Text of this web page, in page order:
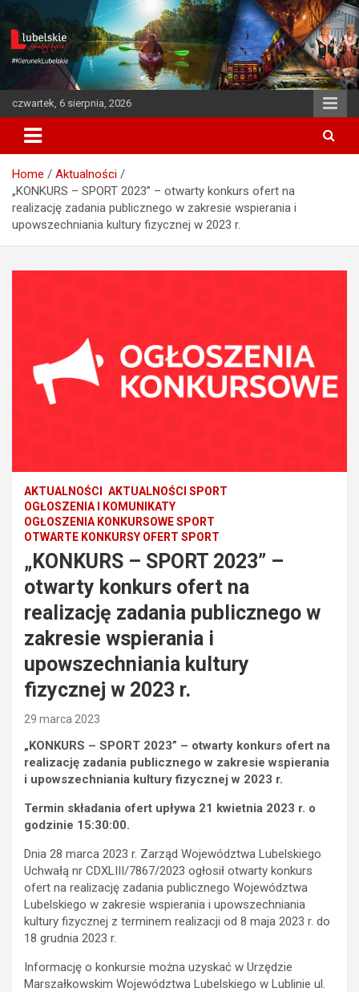
o
czwartek, 6 sierpnia, 2026
Home
Aktualności
„KONKURS – SPORT 2023” – otwarty konkurs ofert na
realizację zadania publicznego w zakresie wspierania i
upowszechniania kultury fizycznej w 2023 r.
AKTUALNOŚCI
AKTUALNOŚCI SPORT
OGŁOSZENIA I KOMUNIKATY
OGŁOSZENIA KONKURSOWE SPORT
OTWARTE KONKURSY OFERT SPORT
„KONKURS – SPORT 2023” –
otwarty konkurs ofert na
realizację zadania publicznego w
zakresie wspierania i
upowszechniania kultury
fizycznej w 2023 r.
29 marca 2023
„KONKURS – SPORT 2023” – otwarty konkurs ofert na
realizację zadania publicznego w zakresie wspierania
i upowszechniania kultury fizycznej w 2023 r.
Termin składania ofert upływa 21 kwietnia 2023 r. o
godzinie 15:30:00.
Dnia 28 marca 2023 r. Zarząd Województwa Lubelskiego
Uchwałą nr CDXLIII/7867/2023 ogłosił otwarty konkurs
ofert na realizację zadania publicznego Województwa
Lubelskiego w zakresie wspierania i upowszechniania
kultury fizycznej z terminem realizacji od 8 maja 2023 r. do
18 grudnia 2023 r.
Informację o konkursie można uzyskać w Urzędzie
Marszałkowskim Województwa Lubelskiego w Lublinie ul.